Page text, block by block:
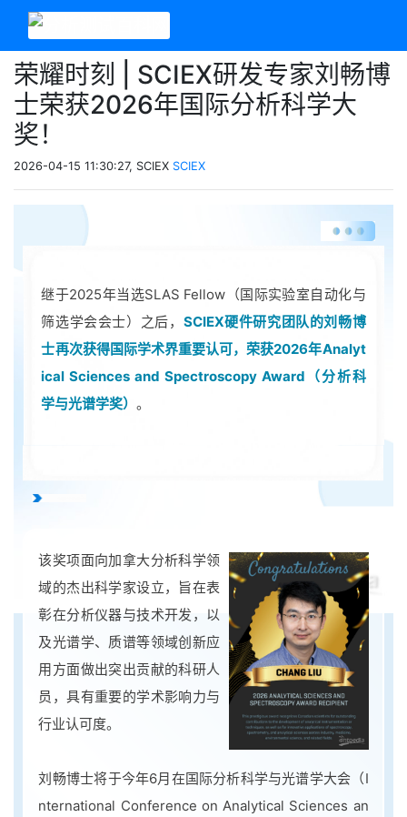
荣耀时刻 | SCIEX研发专家刘畅博
士荣获2026年国际分析科学大
奖！
2026-04-15 11:30:27, SCIEX SCIEX
继于2025年当选SLAS Fellow（国际实验室自动化与
筛选学会会士）之后， SCIEX硬件研究团队的刘畅博
士再次获得国际学术界重要认可，荣获2026年Analyt
ical Sciences and Spectroscopy Award（分析科
学与光谱学奖）。
该奖项面向加拿大分析科学领
域的杰出科学家设立，旨在表
彰在分析仪器与技术开发，以
及光谱学、质谱等领域创新应
用方面做出突出贡献的科研人
员，具有重要的学术影响力与
行业认可度。
刘畅博士将于今年6月在国际分析科学与光谱学大会（I
nternational Conference on Analytical Sciences an